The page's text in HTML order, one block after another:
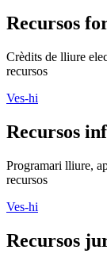
Recursos
Crèdits de lliure
recursos
Ves-hi
Recursos
Programari lliure,
recursos
Ves-hi
Recursos